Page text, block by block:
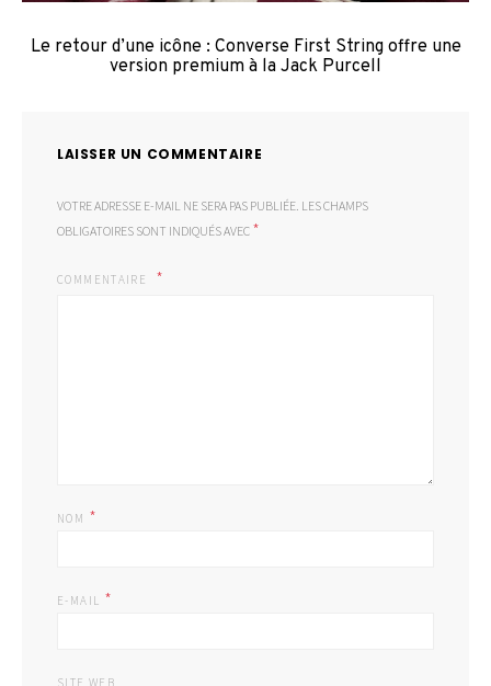
Le retour d’une icône : Converse First String offre une
version premium à la Jack Purcell
LAISSER UN COMMENTAIRE
VOTRE ADRESSE E-MAIL NE SERA PAS PUBLIÉE. LES CHAMPS
OBLIGATOIRES SONT INDIQUÉS AVEC *
COMMENTAIRE
NOM *
E-MAIL *
SITE WEB